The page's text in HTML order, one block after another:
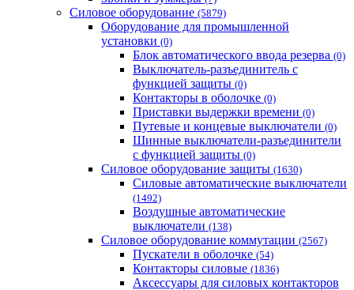
Силовое оборудование (5879)
Оборудование для промышленной
установки (0)
Блок автоматического ввода резерва (0)
Выключатель-разъединитель с
функцией защиты (0)
Контакторы в оболочке (0)
Приставки выдержки времени (0)
Путевые и концевые выключатели (0)
Шинные выключатели-разъединители
с функцией защиты (0)
Силовое оборудование защиты (1630)
Силовые автоматические выключатели
(1492)
Воздушные автоматические
выключатели (138)
Силовое оборудование коммутации (2567)
Пускатели в оболочке (54)
Контакторы силовые (1836)
Аксессуары для силовых контакторов